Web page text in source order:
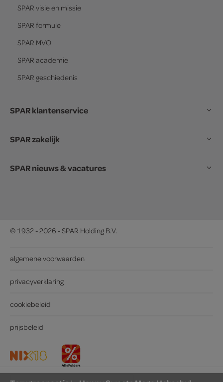
SPAR visie en missie
SPAR formule
SPAR MVO
SPAR academie
SPAR geschiedenis
SPAR klantenservice
SPAR zakelijk
SPAR nieuws & vacatures
© 1932 - 2026 - SPAR Holding B.V.
algemene voorwaarden
privacyverklaring
cookiebeleid
prijsbeleid